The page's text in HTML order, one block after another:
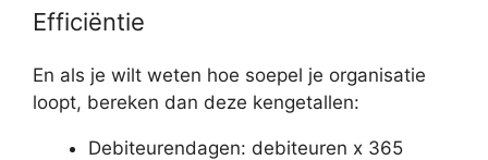
Efficiëntie
En als je wilt weten hoe soepel je organisatie
loopt, bereken dan deze kengetallen:
Debiteurendagen: debiteuren x 365